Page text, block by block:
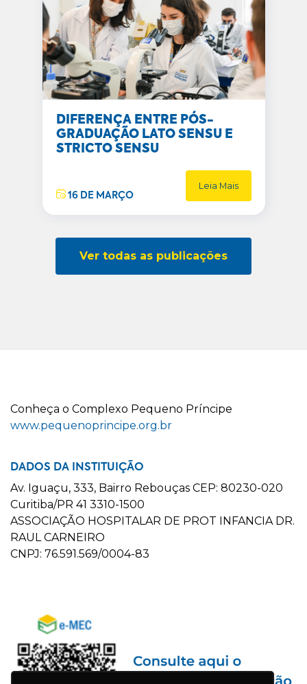
DIFERENÇA ENTRE PÓS-
GRADUAÇÃO LATO SENSU E
STRICTO SENSU
16 DE MARÇO
Leia Mais
Ver todas as publicações
Conheça o Complexo Pequeno Príncipe
www.pequenoprincipe.org.br
DADOS DA INSTITUIÇÃO
Av. Iguaçu, 333, Bairro Rebouças CEP: 80230-020
Curitiba/PR 41 3310-1500
ASSOCIAÇÃO HOSPITALAR DE PROT INFANCIA DR.
RAUL CARNEIRO
CNPJ: 76.591.569/0004-83